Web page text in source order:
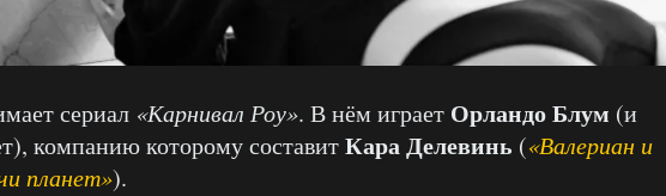
сериал «Карнивал Роу». В нём играет Орландо Блум (и
компанию которому составитКара Делевинь («Валериан и
планет»).